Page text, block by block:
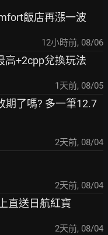
飯店再漲一波
12小時前, 08/06
高+2cpp兌換玩法
1天前, 08/05
期了嗎? 多一筆12.7
2天前, 08/04
2天前, 08/04
直送日航紅寶
2天前, 08/04